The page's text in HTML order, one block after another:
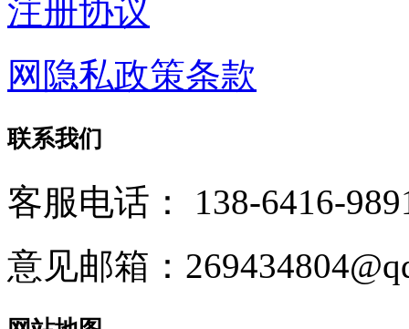
注册协议
网隐私政策条款
联系我们
客服电话： 138-6416-
意见邮箱：